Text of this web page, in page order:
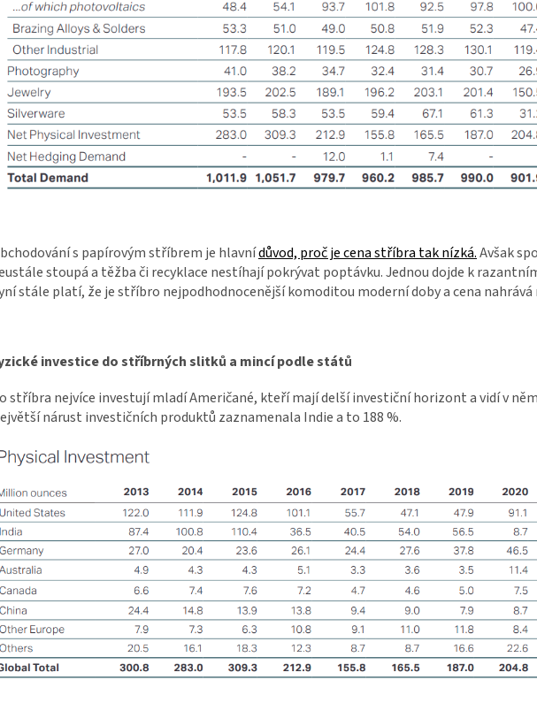
s papírovým stříbrem je hlavnídůvod, proč je cena stříbra tak nízká.Avšak
stoupá a těžba či recyklace nestíhají pokrývat poptávku. Jednou dojde k
stále platí, že je stříbro nejpodhodnocenější komoditou moderní doby a cena
investice do stříbrných slitků a mincí podle států
stříbra nejvíce investují mladí Američané, kteří mají delší investiční horizont a vidí v
nárust investičních produktů zaznamenala Indie a to 188 %.